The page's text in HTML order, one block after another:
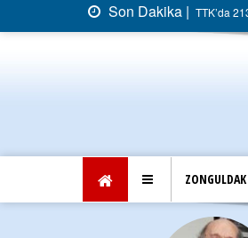
Son Dakika | TTK’da
ZONGULDAK